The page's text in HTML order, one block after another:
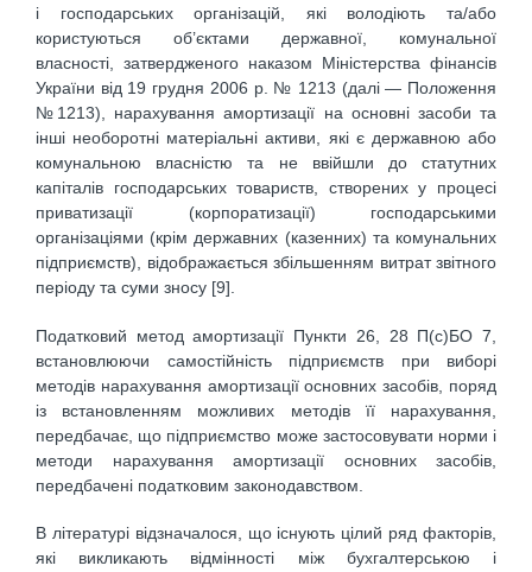
і господарських організацій, які володіють та/або
користуються об’єктами державної, комунальної
власності, затвердженого наказом Міністерства фінансів
України від 19 грудня 2006 р. № 1213 (далі — Положення
№1213), нарахування амортизації на основні засоби та
інші необоротні матеріальні активи, які є державною або
комунальною власністю та не ввійшли до статутних
капіталів господарських товариств, створених у процесі
приватизації (корпоратизації) господарськими
організаціями (крім державних (казенних) та комунальних
підприємств), відображається збільшенням витрат звітного
періоду та суми зносу [9].
Податковий метод амортизації Пункти 26, 28 П(с)БО 7,
встановлюючи самостійність підприємств при виборі
методів нарахування амортизації основних засобів, поряд
із встановленням можливих методів її нарахування,
передбачає, що підприємство може застосовувати норми і
методи нарахування амортизації основних засобів,
передбачені податковим законодавством.
В літературі відзначалося, що існують цілий ряд факторів,
які викликають відмінності між бухгалтерською і